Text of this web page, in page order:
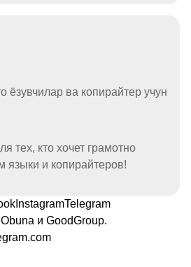
ёзувчилар ва копирайтер учун
тех, кто хочет грамотно
языки и копирайтеров!
InstagramTelegram
Obuna и GoodGroup.